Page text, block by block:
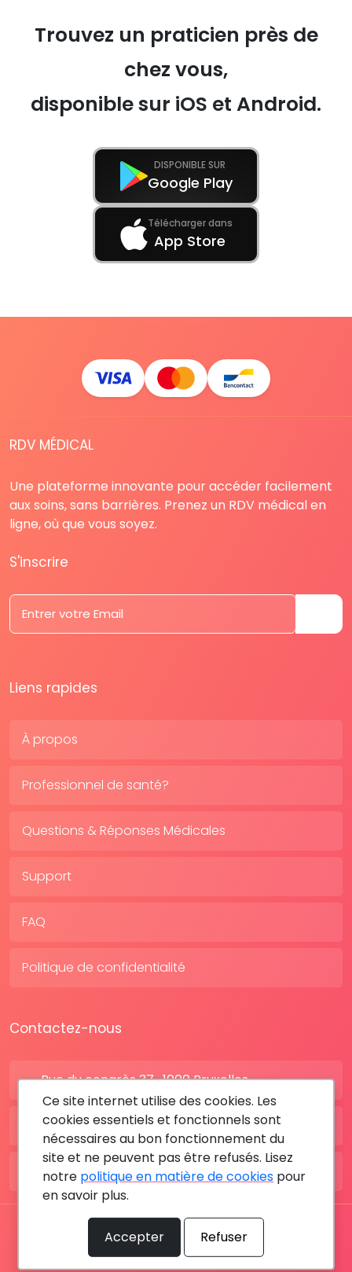
Trouvez un praticien près de
chez vous,
disponible sur iOS et Android.
DISPONIBLE SUR
Google Play
Télécharger dans
App Store
RDV MÉDICAL
Une plateforme innovante pour accéder facilement
aux soins, sans barrières. Prenez un RDV médical en
ligne, où que vous soyez.
S'inscrire
Liens rapides
À propos
Professionnel de santé?
Questions & Réponses Médicales
Support
FAQ
Politique de confidentialité
Contactez-nous
Rue du congrès 37 , 1000 Bruxelles
BE: +32 28080227
FR: +33 183642895
Tous les droits sont réservés © 2026 RDV MÉDICAL By
MediaSatCom
Ce site internet utilise des cookies. Les
cookies essentiels et fonctionnels sont
nécessaires au bon fonctionnement du
site et ne peuvent pas être refusés. Lisez
notre politique en matière de cookies pour
en savoir plus.
Accepter Refuser